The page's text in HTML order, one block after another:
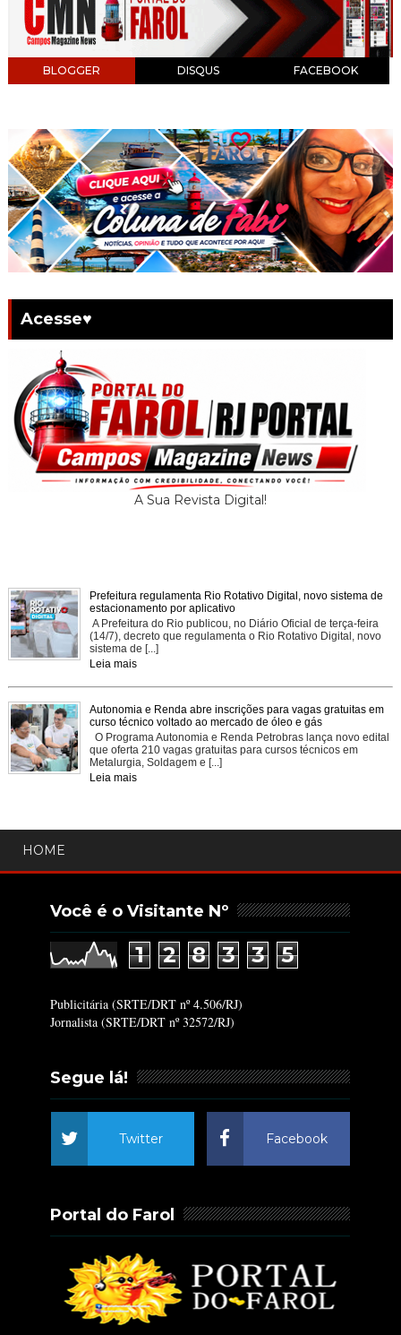
BLOGGER DISQUS FACEBOOK
Acesse♥
A Sua Revista Digital!
Prefeitura regulamenta Rio Rotativo Digital, novo sistema de
estacionamento por aplicativo
A Prefeitura do Rio publicou, no Diário Oficial de terça-feira
(14/7), decreto que regulamenta o Rio Rotativo Digital, novo
sistema de [...]
Leia mais
Autonomia e Renda abre inscrições para vagas gratuitas em
curso técnico voltado ao mercado de óleo e gás
O Programa Autonomia e Renda Petrobras lança novo edital
que oferta 210 vagas gratuitas para cursos técnicos em
Metalurgia, Soldagem e [...]
Leia mais
HOME
Você é o Visitante Nº
1 2 8 3 3 5
Publicitária (SRTE/DRT nº 4.506/RJ)
Jornalista (SRTE/DRT nº 32572/RJ)
Segue lá!
Facebook
Twitter
Portal do Farol